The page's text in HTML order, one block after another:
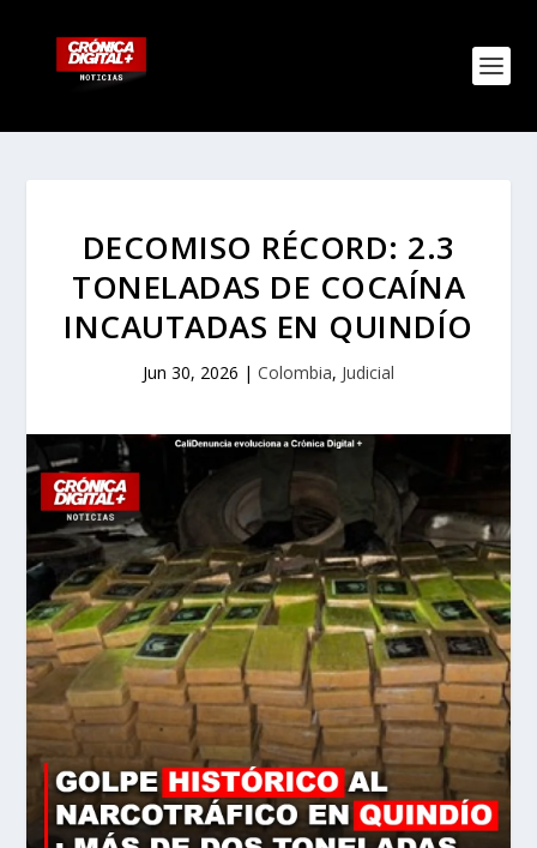
DECOMISO RÉCORD: 2.3
TONELADAS DE COCAÍNA
INCAUTADAS EN QUINDÍO
Jun 30, 2026 | Colombia, Judicial